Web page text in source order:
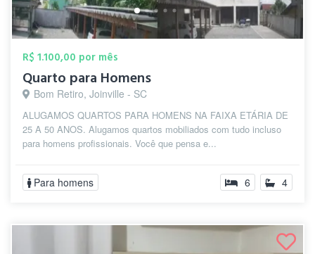
R$ 1.100,00 por mês
Quarto para Homens
Bom Retiro, Joinville - SC
ALUGAMOS QUARTOS PARA HOMENS NA FAIXA ETÁRIA DE
25 A 50 ANOS. Alugamos quartos mobiliados com tudo incluso
para homens profissionais. Você que pensa e...
Para homens 6 4